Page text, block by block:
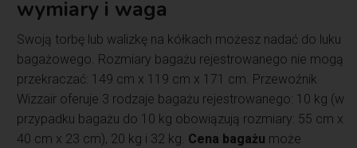
wymiary i waga
Swoją torbę lub walizkę na kółkach możesz nadać do luku
bagażowego. Rozmiary bagażu rejestrowanego nie mogą
przekraczać: 149 cm x 119 cm x 171 cm. Przewoźnik
Wizzair oferuje 3 rodzaje bagażu rejestrowanego: 10 kg (w
przypadku bagażu do 10 kg obowiązują rozmiary: 55 cm x
40 cm x 23 cm), 20 kg i 32 kg. Cena bagażu może